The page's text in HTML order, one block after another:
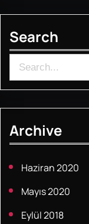
o
o
k
p
Search
e
c
Archive
Haziran 2020
Mayıs 2020
Eylül 2018